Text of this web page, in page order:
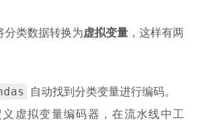
分类数据转换为虚拟变量 ，这样有两
自动找到分类变量进行编码。
虚拟变量编码器，在流水线中工